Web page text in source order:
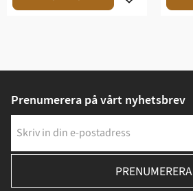
Prenumerera på vårt nyhetsbrev
PRENUMERERA